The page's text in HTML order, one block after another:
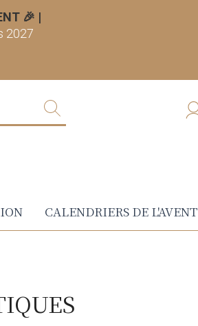
🎉 |
2027
CALENDRIERS DE L'AVENT